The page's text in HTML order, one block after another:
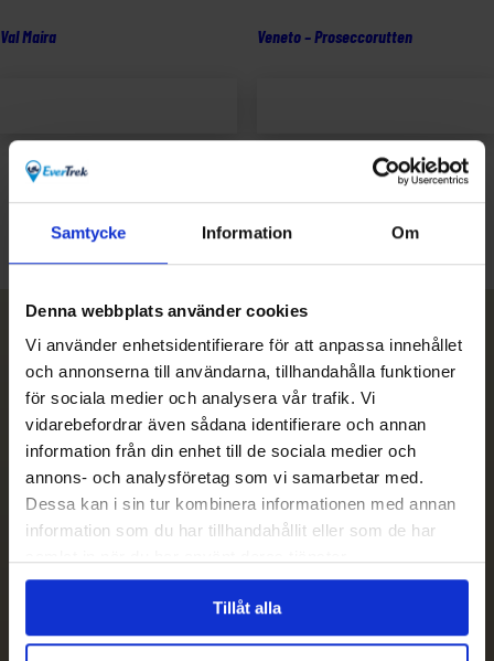
Samtycke Information Om
Denna webbplats använder cookies
Vi använder enhetsidentifierare för att anpassa innehållet
och annonserna till användarna, tillhandahålla funktioner
för sociala medier och analysera vår trafik. Vi
vidarebefordrar även sådana identifierare och annan
information från din enhet till de sociala medier och
annons- och analysföretag som vi samarbetar med.
Dessa kan i sin tur kombinera informationen med annan
information som du har tillhandahållit eller som de har
Tillåt alla
Val Maira
varukorg
Veneto – Proseccorutten
← 1 2 3 … 7 8 9 10
Nyhetsbrev
Prenumerera
Avprenumerera